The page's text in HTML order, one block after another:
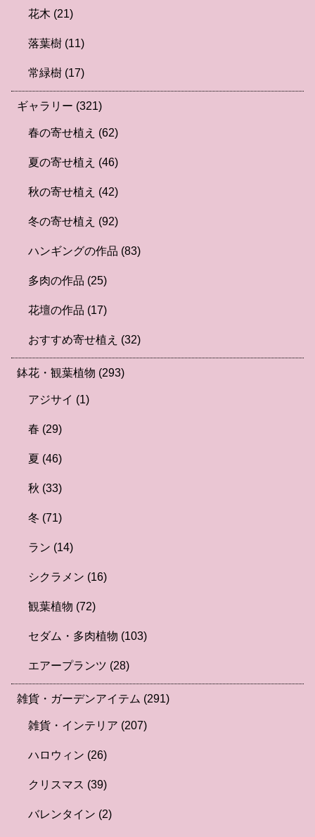
花木 (21)
落葉樹 (11)
常緑樹 (17)
ギャラリー (321)
春の寄せ植え (62)
夏の寄せ植え (46)
秋の寄せ植え (42)
冬の寄せ植え (92)
ハンギングの作品 (83)
多肉の作品 (25)
花壇の作品 (17)
おすすめ寄せ植え (32)
鉢花・観葉植物 (293)
アジサイ (1)
春 (29)
夏 (46)
秋 (33)
冬 (71)
ラン (14)
シクラメン (16)
観葉植物 (72)
セダム・多肉植物 (103)
エアープランツ (28)
雑貨・ガーデンアイテム (291)
雑貨・インテリア (207)
ハロウィン (26)
クリスマス (39)
バレンタイン (2)